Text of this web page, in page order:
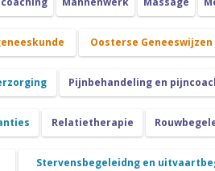
Oosterse Geneeswijzen
Pijnbehandeling en
Relatietherapie
Stervensbegeleidng en